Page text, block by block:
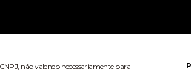
não valendo necessariamente para